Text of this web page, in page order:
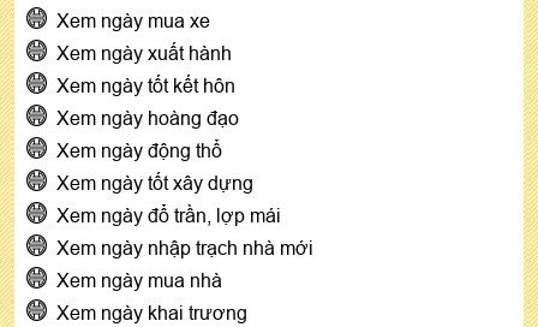
Xem ngày mua xe
Xem ngày xuất hành
Xem ngày tốt kết hôn
Xem ngày hoàng đạo
Xem ngày động thổ
Xem ngày tốt xây dựng
Xem ngày đổ trần, lợp mái
Xem ngày nhập trạch nhà mới
Xem ngày mua nhà
Xem ngày khai trương